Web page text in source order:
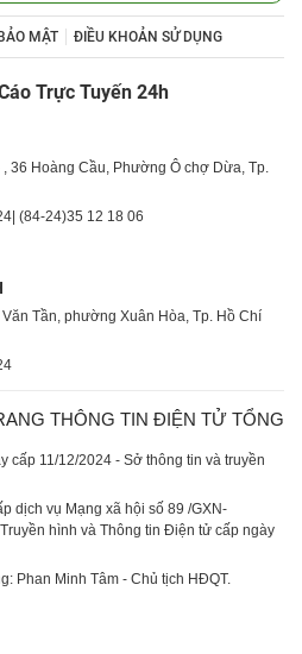
MẬT ĐIỀU KHOẢN SỬ DỤNG
Trực Tuyến 24h
36 Hoàng Cầu, Phường Ô chợ Dừa, Tp.
| (84-24)35 12 18 06
Tần, phường Xuân Hòa, Tp. Hồ Chí
THÔNG TIN ĐIỆN TỬ TỔNG
cấp 11/12/2024 - Sở thông tin và truyền
dịch vụ Mạng xã hội số 89 /GXN-
hình và Thông tin Điện tử cấp ngày
Phan Minh Tâm - Chủ tịch HĐQT.